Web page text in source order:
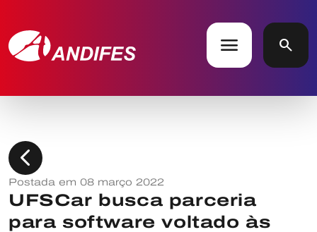
menu search
chevron_left
Postada em 08 março 2022
UFSCar busca parceria
para software voltado às